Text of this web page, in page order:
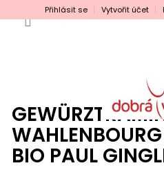
na
Přihlásit se Vytvořit účet
BIO PAUL